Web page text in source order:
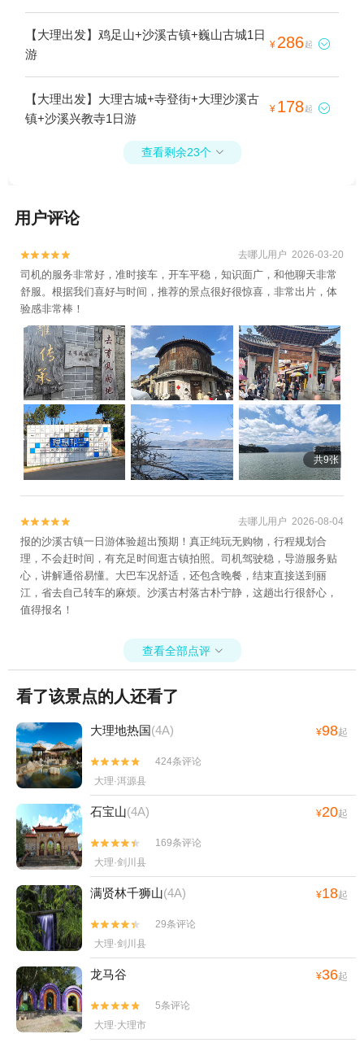
【大理出发】鸡足山+沙溪古镇+巍山古城1日
游
¥ 286起 
【大理出发】大理古城+寺登街+大理沙溪古
镇+沙溪兴教寺1日游
¥ 178起 
查看剩余23个 
用户评论

 去哪儿用户 2026-03-20
司机的服务非常好，准时接车，开车平稳，知识面广，和他聊天非常
舒服。根据我们喜好与时间，推荐的景点很好很惊喜，非常出片，体
验感非常棒！
共9张

 去哪儿用户 2026-08-04
报的沙溪古镇一日游体验超出预期！真正纯玩无购物，行程规划合
理，不会赶时间，有充足时间逛古镇拍照。司机驾驶稳，导游服务贴
心，讲解通俗易懂。大巴车况舒适，还包含晚餐，结束直接送到丽
江，省去自己转车的麻烦。沙溪古村落古朴宁静，这趟出行很舒心，
值得报名！
查看全部点评 
看了该景点的人还看了
大理地热国(4A) ¥98起


424条评论
大理·洱源县
石宝山(4A) ¥20起


169条评论
大理·剑川县
满贤林千狮山(4A) ¥18起


29条评论
大理·剑川县
龙马谷 ¥36起


5条评论
大理·大理市